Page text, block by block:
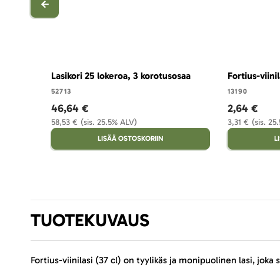
Lasikori 25 lokeroa, 3 korotusosaa
52713
(sis. 25.5% ALV)
58,53 €
46,64 €
LISÄÄ OSTOSKORIIN
Fortius-
13190
(sis.
3,31 €
2,64 €
TUOTEKUVAUS
Fortius-viinilasi (37 cl) on tyylikäs ja monipuolinen lasi,